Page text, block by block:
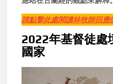
請點擊此處閱讀林牧師回應
2022年基督徒處
國家